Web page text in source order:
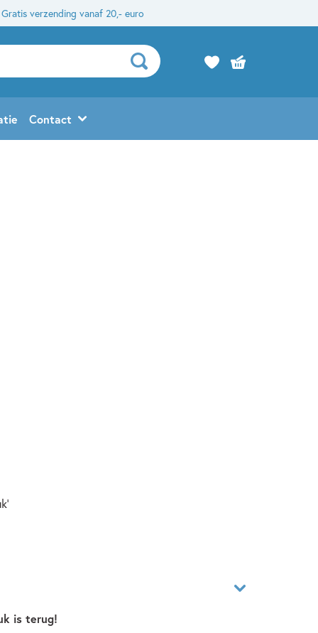
Gratis verzending vanaf 20,- euro
Contact
is terug!